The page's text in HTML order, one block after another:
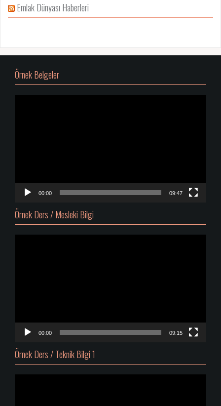
Emlak Dünyası Haberleri
Örnek Belgeler
00:00 09:47
Örnek Ders / Mesleki Bilgi
00:00 09:15
Örnek Ders / Teknik Bilgi 1